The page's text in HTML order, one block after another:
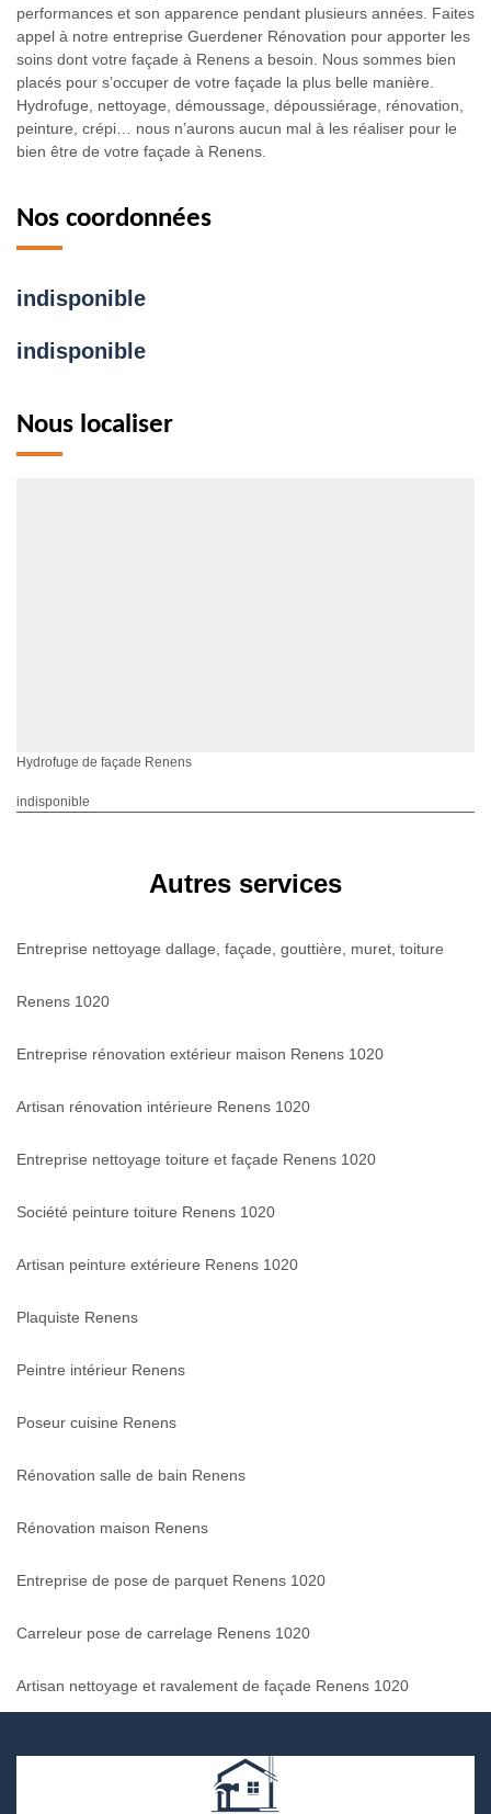
performances et son apparence pendant plusieurs années. Faites
appel à notre entreprise Guerdener Rénovation pour apporter les
soins dont votre façade à Renens a besoin. Nous sommes bien
placés pour s’occuper de votre façade la plus belle manière.
Hydrofuge, nettoyage, démoussage, dépoussiérage, rénovation,
peinture, crépi… nous n’aurons aucun mal à les réaliser pour le
bien être de votre façade à Renens.
Nos coordonnées
indisponible
indisponible
Nous localiser
Hydrofuge de façade Renens
indisponible
Autres services
Entreprise nettoyage dallage, façade, gouttière, muret, toiture
Renens 1020
Entreprise rénovation extérieur maison Renens 1020
Artisan rénovation intérieure Renens 1020
Entreprise nettoyage toiture et façade Renens 1020
Société peinture toiture Renens 1020
Artisan peinture extérieure Renens 1020
Plaquiste Renens
Peintre intérieur Renens
Poseur cuisine Renens
Rénovation salle de bain Renens
Rénovation maison Renens
Entreprise de pose de parquet Renens 1020
Carreleur pose de carrelage Renens 1020
Artisan nettoyage et ravalement de façade Renens 1020